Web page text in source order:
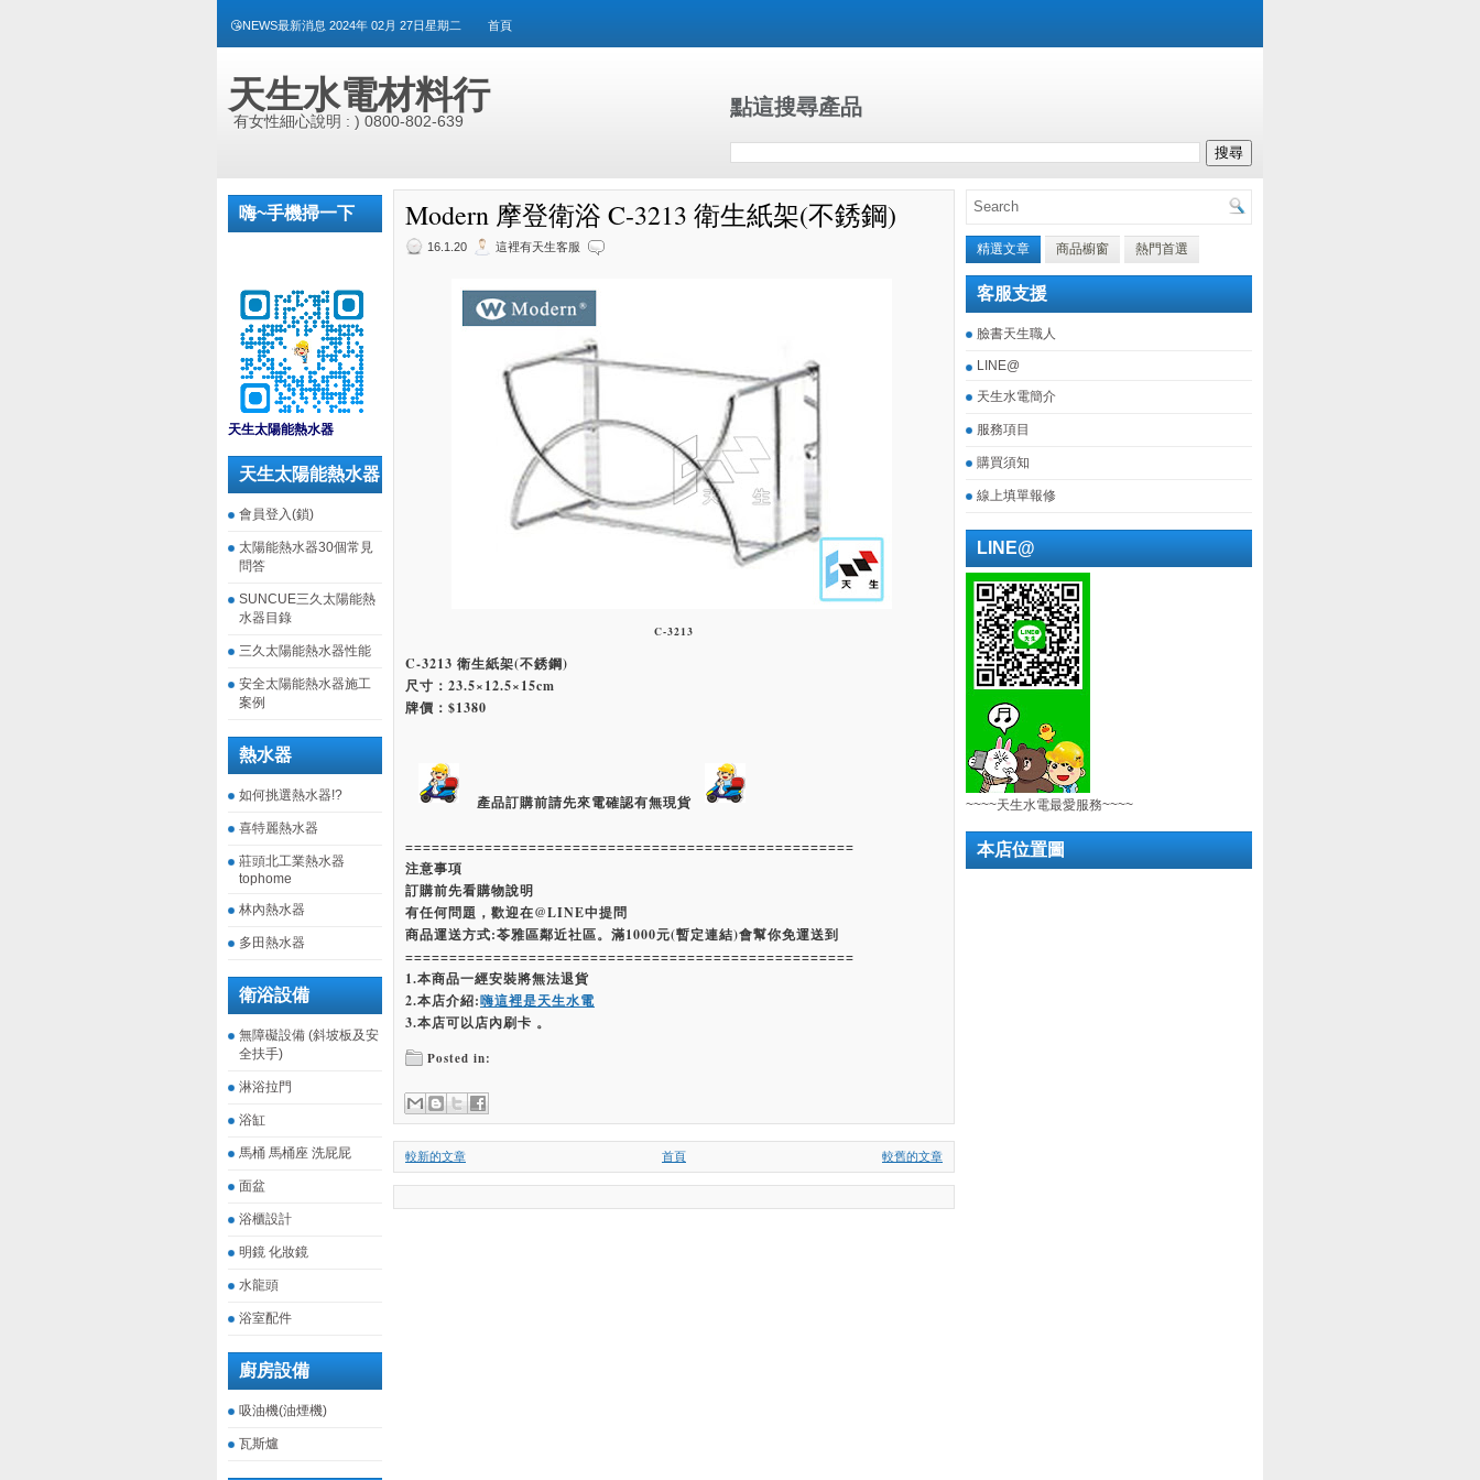
😘NEWS最新消息 2024年 02月 27日星期二 首頁
天生水電材料行
有女性細心說明 : ) 0800-802-639
點這搜尋產品
嗨~手機掃一下
天生太陽能熱水器
天生太陽能熱水器
會員登入(鎖)
太陽能熱水器30個常見
問答
SUNCUE三久太陽能熱
水器目錄
三久太陽能熱水器性能
安全太陽能熱水器施工
案例
熱水器
如何挑選熱水器!?
喜特麗熱水器
莊頭北工業熱水器
tophome
林內熱水器
多田熱水器
衛浴設備
無障礙設備 (斜坡板及安
全扶手)
淋浴拉門
浴缸
馬桶 馬桶座 洗屁屁
面盆
浴櫃設計
明鏡 化妝鏡
水龍頭
浴室配件
廚房設備
吸油機(油煙機)
瓦斯爐
Modern 摩登衛浴 C-3213 衛生紙架(不銹鋼)
16.1.20 這裡有天生客服
C-3213
C-3213 衛生紙架(不銹鋼)
尺寸：23.5×12.5×15cm
牌價：$1380
產品訂購前請先來電確認有無現貨
===================================================
注意事項
訂購前先看購物說明
有任何問題，歡迎在@LINE中提問
商品運送方式:苓雅區鄰近社區。滿1000元(暫定連結)會幫你免運送到
===================================================
1.本商品一經安裝將無法退貨
2.本店介紹:嗨這裡是天生水電
3.本店可以店內刷卡 。
Posted in:
較新的文章 較舊的文章
首頁
精選文章 商品櫥窗 熱門首選
客服支援
臉書天生職人
LINE@
天生水電簡介
服務項目
購買須知
線上填單報修
LINE@
~~~~天生水電最愛服務~~~~
本店位置圖